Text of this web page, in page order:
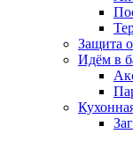
Защита
Идём в